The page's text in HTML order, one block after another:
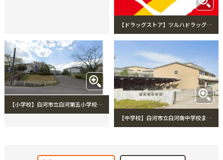
【ドラッグストア】ツルハドラッグ白河白坂店まで3015m ツルハドラッグ白河白坂店
【小学校】白河市立白河第五小学校まで3600m 白河市立白河第五小学校
【中学校】白河市立白河南中学校まで4200m